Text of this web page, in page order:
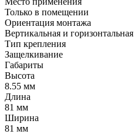
Только в помещении
Ориентация монтажа
Вертикальная и горизонтальная
Тип крепления
Защелкивание
Габариты
Высота
8.55 мм
Длина
81 мм
Ширина
81 мм